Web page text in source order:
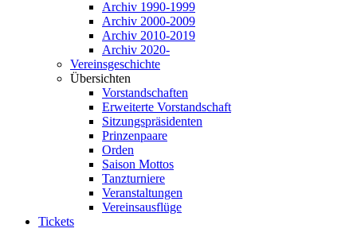
Archiv 1990-1999
Archiv 2000-2009
Archiv 2010-2019
Archiv 2020-
Vereinsgeschichte
Übersichten
Vorstandschaften
Erweiterte Vorstandschaft
Sitzungspräsidenten
Prinzenpaare
Orden
Saison Mottos
Tanzturniere
Veranstaltungen
Vereinsausflüge
Tickets